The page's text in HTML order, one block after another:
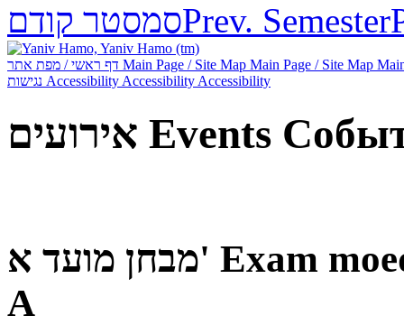
סמסטר קודםPrev. Semester
Main Page / Site Map Main Page / Site Map
Accessibility Accessibility Accessibility
אירועים Events
מבחן מועד א' Exam
A